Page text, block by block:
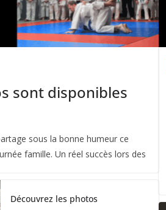
sont disponibles
sous la bonne humeur ce
famille. Un réel succès lors des
Découvrez les photos